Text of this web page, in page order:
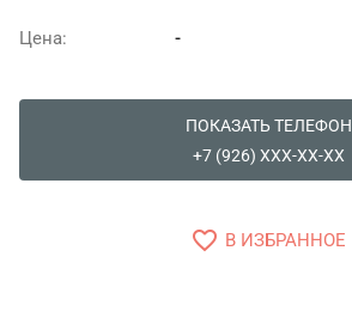
Цена: -
ПОКАЗАТЬ ТЕЛЕФОН
+7 (926) XXX-XX-XX
favorite_border В ИЗБРАННОЕ